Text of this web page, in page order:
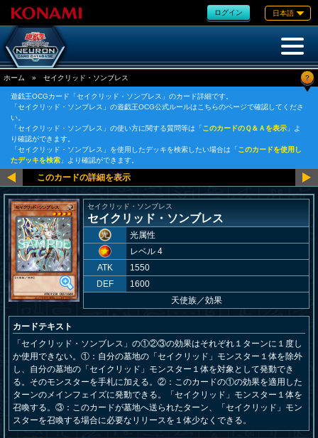
ログイン 日本語
ホーム » セイクリッド・ソンブレス ?
遊戯王OCGカード「セイクリッド・ソンブレス」のカード詳細です。
「セイクリッド・ソンブレス」の遊戯王OCG公式ルールはこちらのページで確認してくださ
い。
「セイクリッド・ソンブレス」の使い方に関する質問等は「このカードのＱ＆Ａを表示 」よ
り確認ができます。
「セイクリッド・ソンブレス」を使用したデッキを検索したい場合は「このカードを使用し
たデッキを検索 」より確認ができます。
セイクリッド・ソンブレス
セイクリッド・ソンブレス
光属性
レベル 4
ATK
1550
DEF
1600
天使族／効果
カードテキスト
「セイクリッド・ソンブレス」の①②③の効果はそれぞれ１ターンに１度し
か使用できない。①：自分の墓地の「セイクリッド」モンスター１体を除外
し、自分の墓地の「セイクリッド」モンスター１体を対象として発動でき
る。そのモンスターを手札に加える。②：このカードの①の効果を適用した
ターンのメインフェイズに発動できる。「セイクリッド」モンスター１体を
召喚する。③：このカードが墓地へ送られたターン、「セイクリッド」モン
スターを召喚する場合に必要なリリースを１体少なくできる。